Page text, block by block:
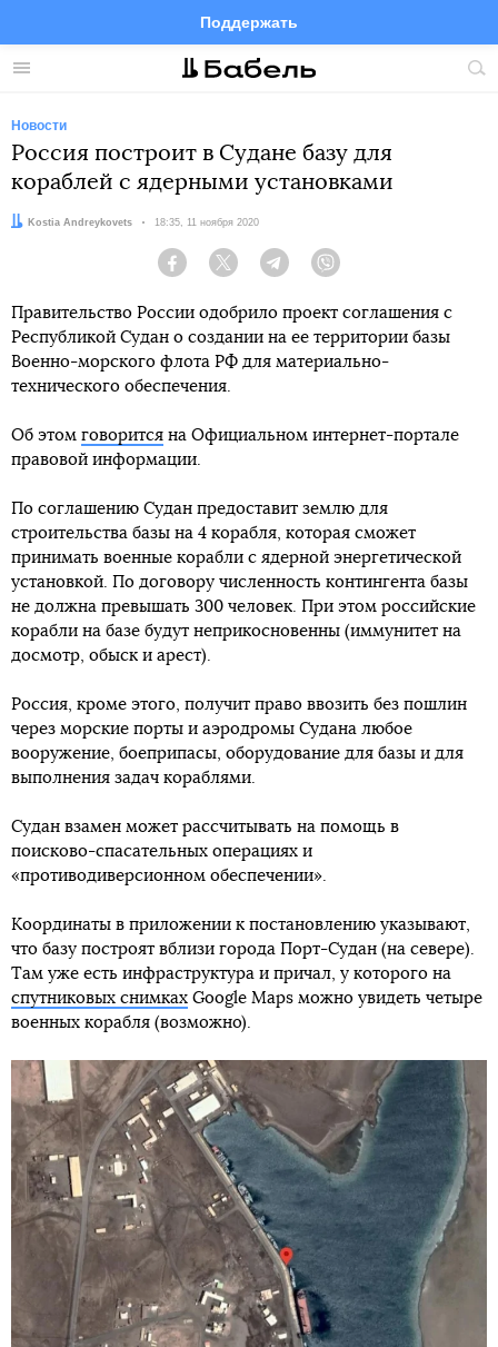
Меню
Поддержать
FacebookTelegramTwitter
Новости
Россия построит в Судане базу для
кораблей с ядерными установками
Автор:Kostia Andreykovets Дата:
18:35, 11 ноября 2020
Facebook Twitter Telegram
Правительство России одобрило проект соглашения с
Республикой Судан о создании на ее территории базы
Военно-морского флота РФ для материально-
технического обеспечения.
Об этом говорится на Официальном интернет-портале
правовой информации.
По соглашению Судан предоставит землю для
строительства базы на 4 корабля, которая сможет
принимать военные корабли с ядерной энергетической
установкой. По договору численность контингента базы
не должна превышать 300 человек. При этом российские
корабли на базе будут неприкосновенны (иммунитет на
досмотр, обыск и арест).
Россия, кроме этого, получит право ввозить без пошлин
через морские порты и аэродромы Судана любое
вооружение, боеприпасы, оборудование для базы и для
выполнения задач кораблями.
Судан взамен может рассчитывать на помощь в
поисково-спасательных операциях и
«противодиверсионном обеспечении».
Координаты в приложении к постановлению указывают,
что базу построят вблизи города Порт-Судан (на севере).
Там уже есть инфраструктура и причал, у которого на
спутниковых снимках Google Maps можно увидеть четыре
военных корабля (возможно).